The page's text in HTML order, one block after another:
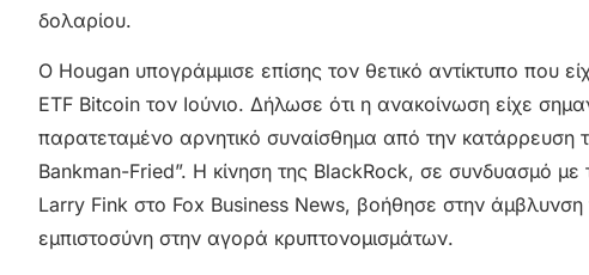
δολαρίου.
Ο Hougan υπογράμμισε επίσης τον θετικό αντίκτυπο που
ETF Bitcoin τον Ιούνιο. Δήλωσε ότι η ανακοίνωση είχε
παρατεταμένο αρνητικό συναίσθημα από την
Bankman-Fried”. Η κίνηση της BlackRock, σε συνδυασμό
Larry Fink στο Fox Business News, βοήθησε στην
εμπιστοσύνη στην αγορά κρυπτονομισμάτων.